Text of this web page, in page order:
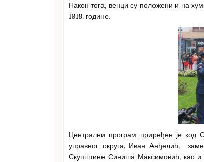
Након тога, венци су положени и на
1918. године.
Централни програм приређен је код
управног округа, Иван Анђелић,
Скупштине Синиша Максимовић, као и